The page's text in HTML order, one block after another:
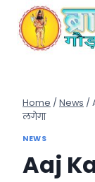
content
Home / News /
लगेगा
NEWS
Aaj